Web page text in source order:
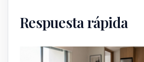
Respuesta rápida